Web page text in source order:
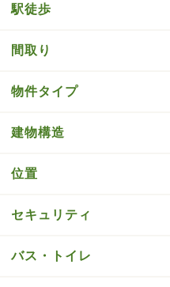
駅徒歩
間取り
物件タイプ
建物構造
位置
セキュリティ
バス・トイレ